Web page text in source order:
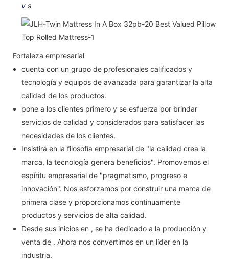
vs
Fortaleza empresarial
cuenta con un grupo de profesionales calificados y
tecnología y equipos de avanzada para garantizar la alta
calidad de los productos.
pone a los clientes primero y se esfuerza por brindar
servicios de calidad y considerados para satisfacer las
necesidades de los clientes.
Insistirá en la filosofía empresarial de "la calidad crea la
marca, la tecnología genera beneficios". Promovemos el
espíritu empresarial de "pragmatismo, progreso e
innovación". Nos esforzamos por construir una marca de
primera clase y proporcionamos continuamente
productos y servicios de alta calidad.
Desde sus inicios en , se ha dedicado a la producción y
venta de . Ahora nos convertimos en un líder en la
industria.